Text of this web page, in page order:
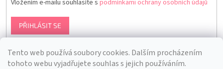
Tento web používá soubory cookies. Dalším procházením
tohoto webu vyjadřujete souhlas s jejich používáním.
Vložením e-mailu souhlasíte s podmínkami ochrany osobních údajů
PŘIHLÁSIT SE